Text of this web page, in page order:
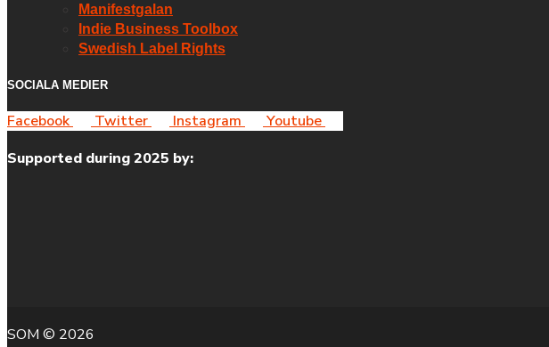
Manifestgalan
Indie Business Toolbox
Swedish Label Rights
SOCIALA MEDIER
Facebook Twitter Instagram
Youtube
Supported during 2025 by:
SOM © 2026